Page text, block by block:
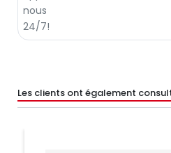
Les clients ont également